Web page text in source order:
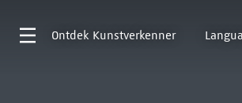
Ontdek Kunstverkenner